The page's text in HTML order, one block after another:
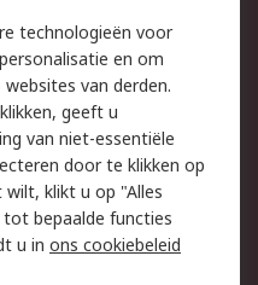
Email veiligheid
Websitevoorwaarden
technologieën voor
en om
van derden.
geeft u
van niet-essentiële
door te klikken op
klikt u op "Alles
bepaalde functies
u in ons cookiebeleid